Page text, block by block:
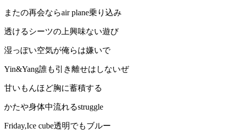
またの再会ならair plane乗り込み
透けるシーツの上興味ない遊び
湿っぽい空気が俺らは嫌いで
Yin&Yang誰も引き離せはしないぜ
甘いもんほど胸に蓄積する
かたや身体中流れるstruggle
Friday,Ice cube透明でもブルー